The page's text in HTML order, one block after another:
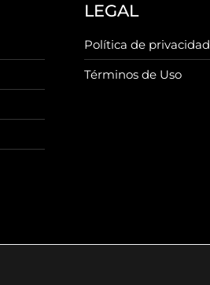
LEGAL
Política de privacidad
Términos de Uso